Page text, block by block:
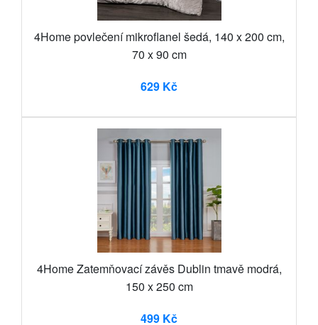
4Home povlečení mikroflanel šedá, 140 x 200 cm,
70 x 90 cm
629 Kč
4Home Zatemňovací závěs Dublin tmavě modrá,
150 x 250 cm
499 Kč